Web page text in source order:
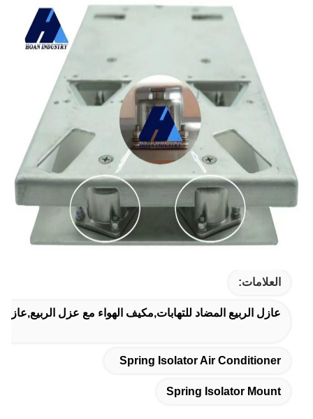
العلامات:
عازل الربيع المضاد للتهابات,مكيف الهواء مع عزل الربيع,عازل
Spring Isolator Air Conditioner
Spring Isolator Mount